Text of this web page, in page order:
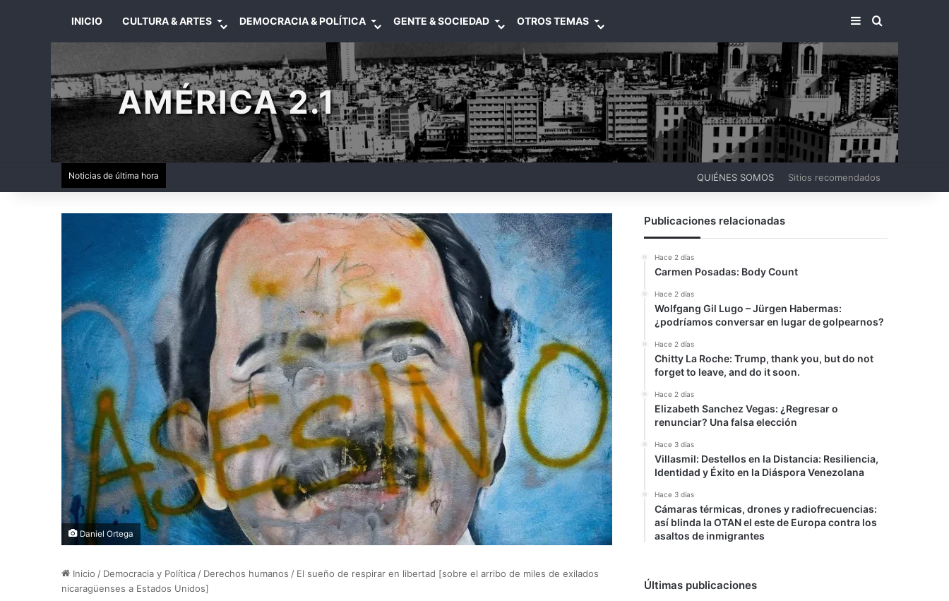
INICIO CULTURA & ARTES DEMOCRACIA & POLÍTICA GENTE & SOCIEDAD OTROS TEMAS BARRA LATERAL
BUSCAR
AMÉRICA 2.1
Noticias de última hora QUIÉNES SOMOS Sitios recomendados
Daniel Ortega
Inicio / Democracia y Política / Derechos humanos / El sueño de respirar en libertad [sobre el arribo de miles de exilados
nicaragüenses a Estados Unidos]
Publicaciones relacionadas
Hace 2 días
Carmen Posadas: Body Count
Hace 2 días
Wolfgang Gil Lugo – Jürgen Habermas:
¿podríamos conversar en lugar de golpearnos?
Hace 2 días
Chitty La Roche: Trump, thank you, but do not
forget to leave, and do it soon.
Hace 2 días
Elizabeth Sanchez Vegas: ¿Regresar o
renunciar? Una falsa elección
Hace 3 días
Villasmil: Destellos en la Distancia: Resiliencia,
Identidad y Éxito en la Diáspora Venezolana
Hace 3 días
Cámaras térmicas, drones y radiofrecuencias:
así blinda la OTAN el este de Europa contra los
asaltos de inmigrantes
Últimas publicaciones